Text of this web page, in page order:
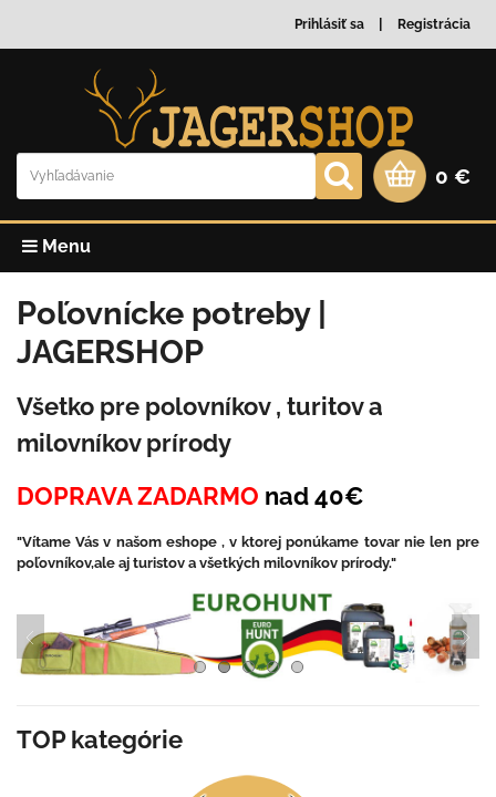
Prihlásiť sa Registrácia
0 €
Menu
Poľovnícke potreby |
JAGERSHOP
Všetko pre polovníkov , turitov a
milovníkov prírody
DOPRAVA ZADARMO nad 40€
"Vítame Vás v našom eshope , v ktorej ponúkame tovar nie len pre
poľovníkov,ale aj turistov a všetkých milovníkov prírody."
TOP kategórie